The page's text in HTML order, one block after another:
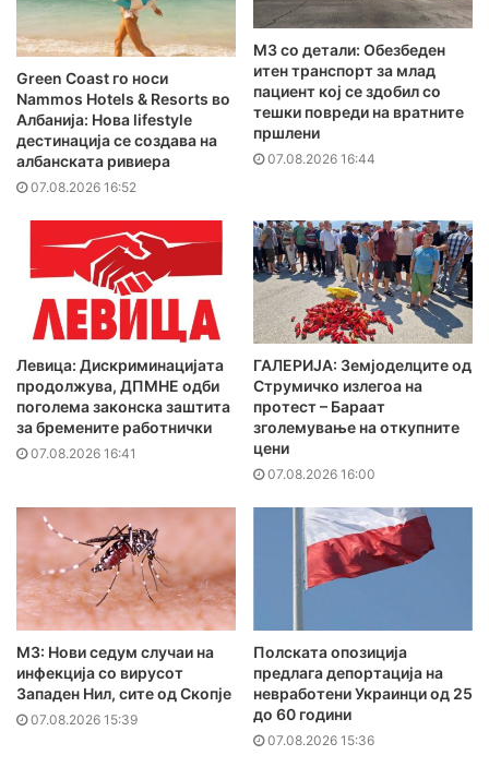
Green Coast го носи
Nammos Hotels & Resorts во
Албанија: Нова lifestyle
дестинација се создава на
албанската ривиера
07.08.2026 16:52
MЗ со детали: Обезбеден
итен транспорт за млад
пациент кој се здобил со
тешки повреди на вратните
пршлени
07.08.2026 16:44
Левица: Дискриминацијата
продолжува, ДПМНЕ одби
поголема законска заштита
за бремените работнички
07.08.2026 16:41
ГАЛЕРИЈА: Земјоделците од
Струмичко излегоа на
протест – Бараат
зголемување на откупните
цени
07.08.2026 16:00
МЗ: Нови седум случаи на
инфекција со вирусот
Западен Нил, сите од Скопје
07.08.2026 15:39
Полската опозиција
предлага депортација на
невработени Украинци од 25
до 60 години
07.08.2026 15:36